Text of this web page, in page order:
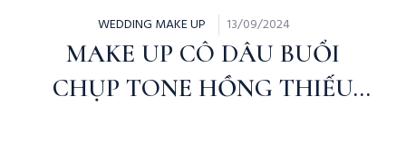
WEDDING MAKE UP 13/09/2024
MAKE UP CÔ DÂU BUỔI
CHỤP TONE HỒNG THIẾU